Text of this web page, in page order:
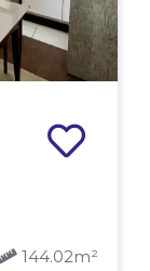
144.02m²